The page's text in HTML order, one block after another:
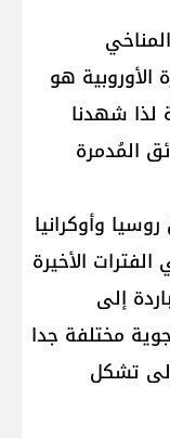
الأوروبية هو
لذا شهدنا
المُدمرة
وأوكرانيا
الأخيرة
إلى
مختلفة جدا
تشكل